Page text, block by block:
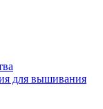
для вышивания